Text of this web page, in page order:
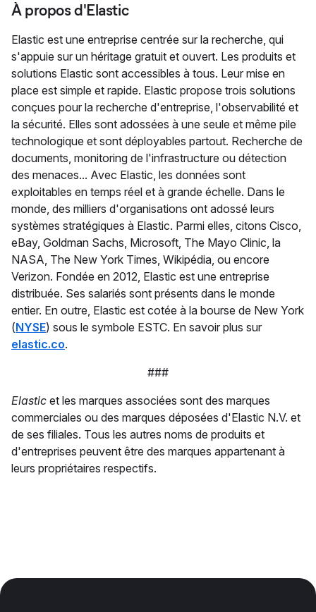
À propos d'Elastic
Elastic est une entreprise centrée sur la recherche, qui
s'appuie sur un héritage gratuit et ouvert. Les produits et
solutions Elastic sont accessibles à tous. Leur mise en
place est simple et rapide. Elastic propose trois solutions
conçues pour la recherche d'entreprise, l'observabilité et
la sécurité. Elles sont adossées à une seule et même pile
technologique et sont déployables partout. Recherche de
documents, monitoring de l'infrastructure ou détection
des menaces... Avec Elastic, les données sont
exploitables en temps réel et à grande échelle. Dans le
monde, des milliers d'organisations ont adossé leurs
systèmes stratégiques à Elastic. Parmi elles, citons Cisco,
eBay, Goldman Sachs, Microsoft, The Mayo Clinic, la
NASA, The New York Times, Wikipédia, ou encore
Verizon. Fondée en 2012, Elastic est une entreprise
distribuée. Ses salariés sont présents dans le monde
entier. En outre, Elastic est cotée à la bourse de New York
(NYSE) sous le symbole ESTC. En savoir plus sur
elastic.co.
###
Elastic et les marques associées sont des marques
commerciales ou des marques déposées d'Elastic N.V. et
de ses filiales. Tous les autres noms de produits et
d'entreprises peuvent être des marques appartenant à
leurs propriétaires respectifs.